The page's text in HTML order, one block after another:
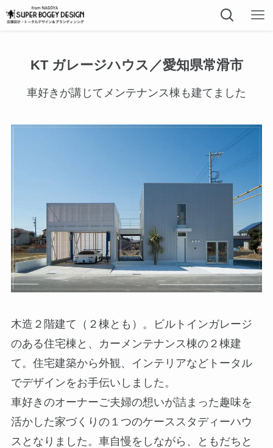
KT ガレージハウス／愛知県常滑市
車好きが講じてメンテナンス棟も建てました
木造２階建て（２棟とも）。ビルトインガレージ
のある住宅棟と、カーメンテナンス棟の２棟建
て。住宅建築から外観、インテリアなどトータル
でデザインをお手伝いしました。
車好きのオーナーご夫婦の想いが詰まった趣味を
活かした家づくりの１つのケーススタディーハウ
スとなりました。車自慢をしながら、ともだちと